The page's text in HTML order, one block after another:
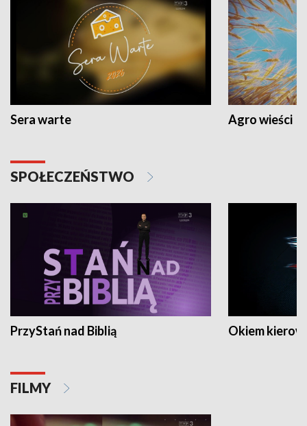
Sera warte Agro wieści
SPOŁECZEŃSTWO
PrzyStań nad Biblią Okiem
FILMY